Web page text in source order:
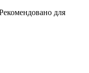
для